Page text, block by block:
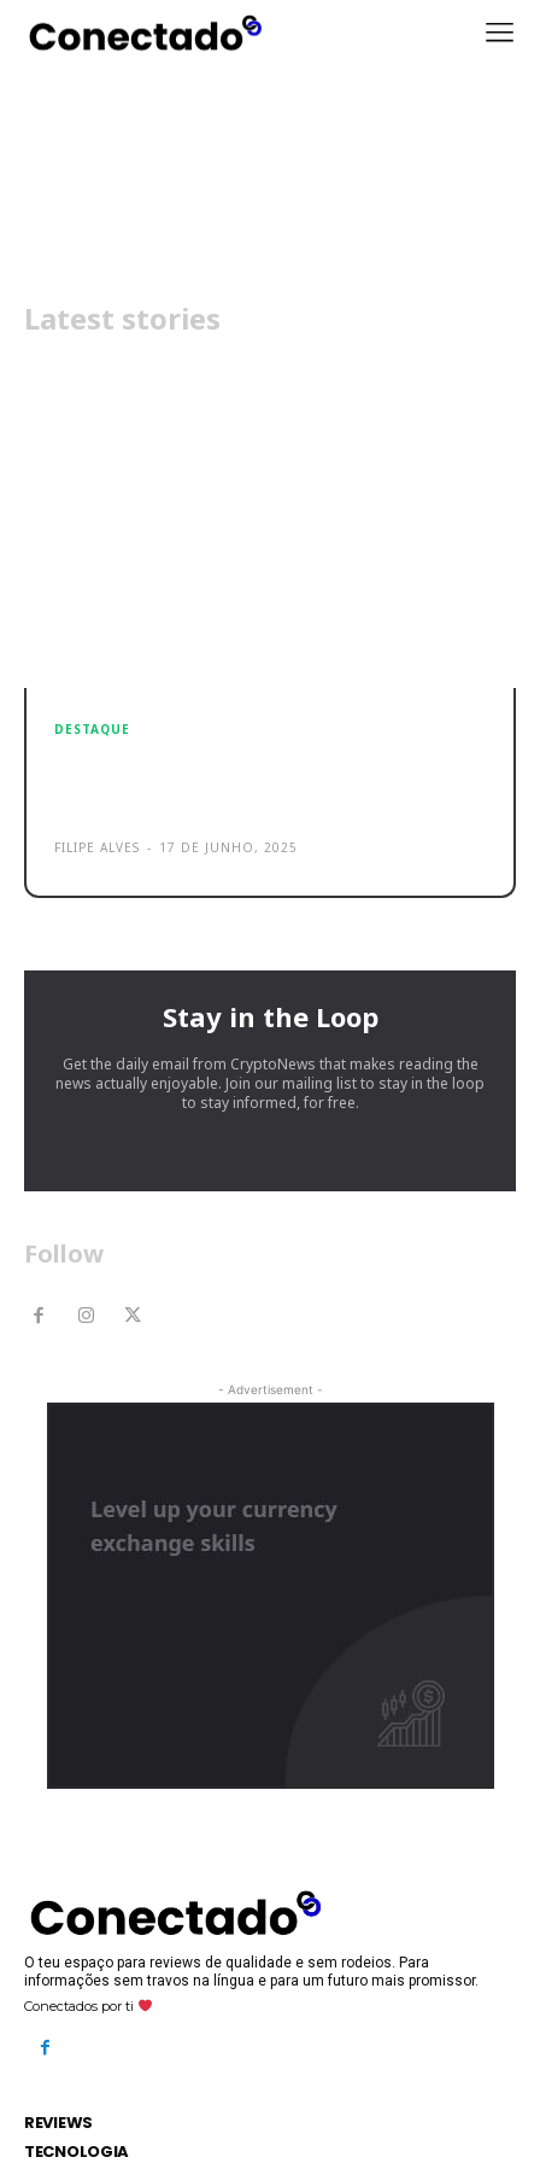
Latest stories
DESTAQUE
FILIPE ALVES - 17 DE JUNHO, 2025
Stay in the Loop
Get the daily email from CryptoNews that makes reading the
news actually enjoyable. Join our mailing list to stay in the loop
to stay informed, for free.
Follow
- Advertisement -
O teu espaço para reviews de qualidade e sem rodeios. Para
informações sem travos na língua e para um futuro mais promissor.
Conectados por ti
REVIEWS
TECNOLOGIA